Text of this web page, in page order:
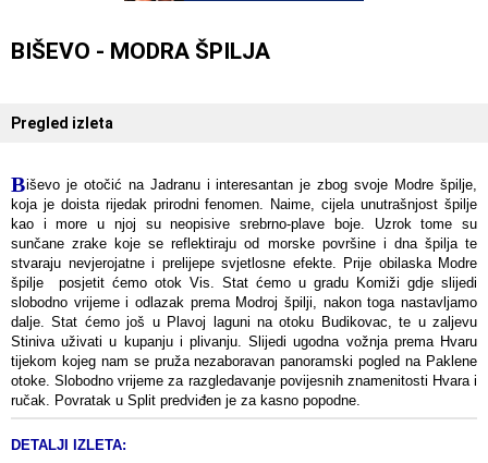
BIŠEVO - MODRA ŠPILJA
Pregled izleta
Biševo je otočić na Jadranu i interesantan je zbog svoje Modre špilje,
koja je doista rijedak prirodni fenomen. Naime, cijela unutrašnjost špilje
kao i more u njoj su neopisive srebrno-plave boje. Uzrok tome su
sunčane zrake koje se reflektiraju od morske površine i dna špilja te
stvaraju nevjerojatne i prelijepe svjetlosne efekte. Prije obilaska Modre
špilje posjetit ćemo otok Vis. Stat ćemo u gradu Komiži gdje slijedi
slobodno vrijeme i odlazak prema Modroj špilji, nakon toga nastavljamo
dalje. Stat ćemo još u Plavoj laguni na otoku Budikovac, te u zaljevu
Stiniva uživati u kupanju i plivanju. Slijedi ugodna vožnja prema Hvaru
tijekom kojeg nam se pruža nezaboravan panoramski pogled na Paklene
otoke. Slobodno vrijeme za razgledavanje povijesnih znamenitosti Hvara i
ručak. Povratak u Split predviđen je za kasno popodne.
DETALJI IZLETA: